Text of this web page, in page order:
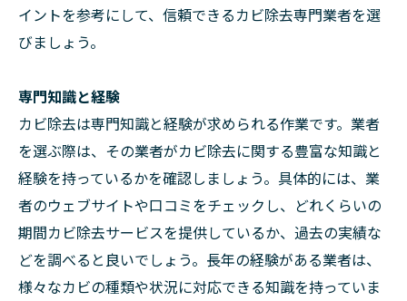
イントを参考にして、信頼できるカビ除去専門業者を選
びましょう。
専門知識と経験
カビ除去は専門知識と経験が求められる作業です。業者
を選ぶ際は、その業者がカビ除去に関する豊富な知識と
経験を持っているかを確認しましょう。具体的には、業
者のウェブサイトや口コミをチェックし、どれくらいの
期間カビ除去サービスを提供しているか、過去の実績な
どを調べると良いでしょう。長年の経験がある業者は、
様々なカビの種類や状況に対応できる知識を持っていま